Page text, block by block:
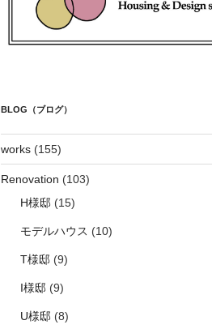
BLOG（ブログ）
works(155)
Renovation (103)
H様邸 (15)
モデルハウス (10)
T様邸 (9)
I様邸 (9)
U様邸 (8)